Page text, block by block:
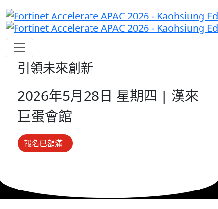
引領未來創新
2026年5月28日 星期四 | 漢來
巨蛋會館
報名已額滿